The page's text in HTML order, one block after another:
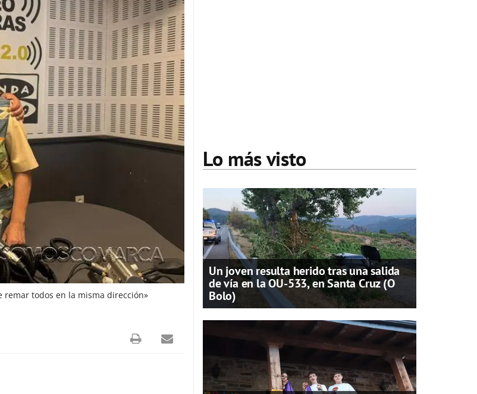
remar todos en la misma dirección»
Lo más visto
Un joven resulta herido tras una salida
de vía en la OU-533, en Santa Cruz (O
Bolo)